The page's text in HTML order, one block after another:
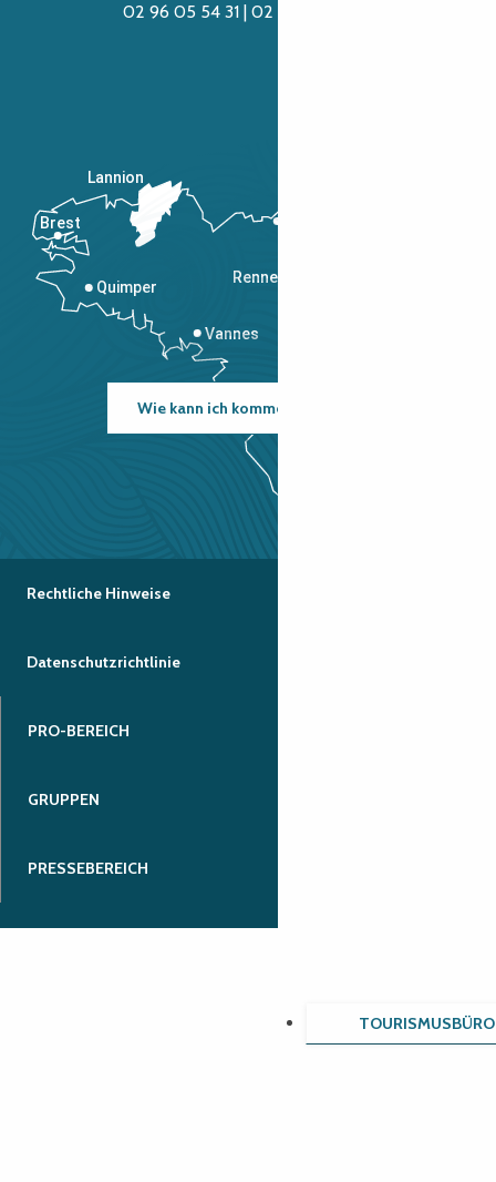
02 96 05 54 31 | 02 96 04 04 57
Rennes
Vannes
Quimper
Lannion
Brest
Wie kann ich kommen?
Rechtliche Hinweise
Datenschutzrichtlinie
PRO-BEREICH
GRUPPEN
PRESSEBEREICH